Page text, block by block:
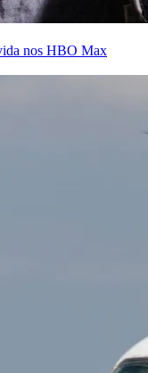
nos HBO Max